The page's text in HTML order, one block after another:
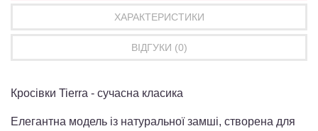
ХАРАКТЕРИСТИКИ
ВІДГУКИ (0)
Кросівки Tierra - сучасна класика
Елегантна модель із натуральної замші, створена для